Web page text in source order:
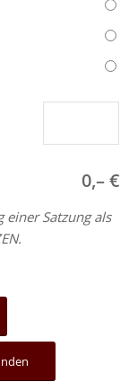
0,– €
Satzung als